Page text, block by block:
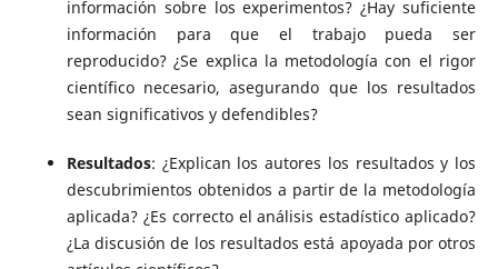
información sobre los experimentos? ¿Hay suficiente
información para que el trabajo pueda ser
reproducido? ¿Se explica la metodología con el rigor
científico necesario, asegurando que los resultados
sean significativos y defendibles?
Resultados: ¿Explican los autores los resultados y los
descubrimientos obtenidos a partir de la metodología
aplicada? ¿Es correcto el análisis estadístico aplicado?
¿La discusión de los resultados está apoyada por otros